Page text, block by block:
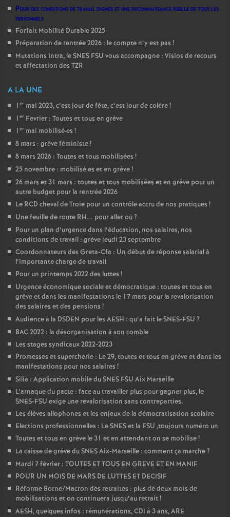
Pour des conditions de travail dignes et une reconnaissance réelle de tous les
personnels
Forfait Mobilité Durable 2025
Préparation de rentrée 2026 : le compte n’y est pas !
Mutations Intra, le SNES FSU vous accompagne : Visios de recours
et affectation des TZR
A LA UNE
1 er mai 2023, c’est jour de fête, c’est jour de colère!
1 er Fevrier : Toutes et tous en grève
1 er mai mobilisé·es !
8 mars : grève féministe!
8 mars 2026 : Toutes et tous mobilisées !
25 novembre : mobilisé·es et en grève!
26 mars et 31 mars : toutes et tous mobilisées et en grève pour un
autre budget pour la rentrée 2026
Le RCD cheval de Troie pour un contrôle accru de nos pratiques !
Une feuille de route RH... pour aller où?
Pour un plan d’urgence dans l’éducation, nos salaires, nos
conditions de travail : grève jeudi 23 septembre
Coordonnateurs des Greta-Cfa : Un début de réponse salarial à
l’importante charge de travail
Pour un printemps 2022 des luttes !
Urgence économique sociale et démocratique : toutes et tous en
grève et dans les manifestations le 17 mars pour la revalorisation
des salaires et des pensions !
Audience à la DSDEN pour les AESH : qu’a fait le SNES-FSU ?
BAC 2022 : la désorganisation à son comble
Les stages syndicaux 2022-2023
Promesses et supercherie : Le 29, toutes et tous en grève et dans les
manifestations pour nos salaires !
Silia : Application mobile du SNES FSU Aix Marseille
L’arnaque du pacte : face au travailler plus pour gagner plus, le
SNES-FSU exige une revalorisation sans contreparties.
Les élèves allophones et les enjeux de la démocratisation scolaire
Elections professionnelles : Le SNES et la FSU ,toujours numéro un
Toutes et tous en grève le 31 et en attendant on se mobilise!
La caisse de grève du SNES Aix-Marseille : comment ça marche?
Mardi 7 février : TOUTES ET TOUS EN GREVE ET EN MANIF
POUR UN MOIS DE MARS DE LUTTES ET DECISIF
Réforme Borne/Macron des retraites : plus de deux mois de
mobilisations et on continuera jusqu’au retrait!
AESH, quelques infos : rémunérations, CDI à 3 ans, ARE